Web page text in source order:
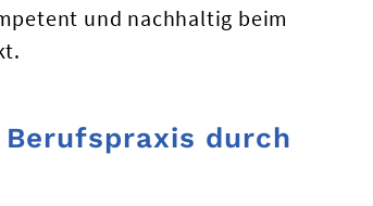
und nachhaltig beim
durch